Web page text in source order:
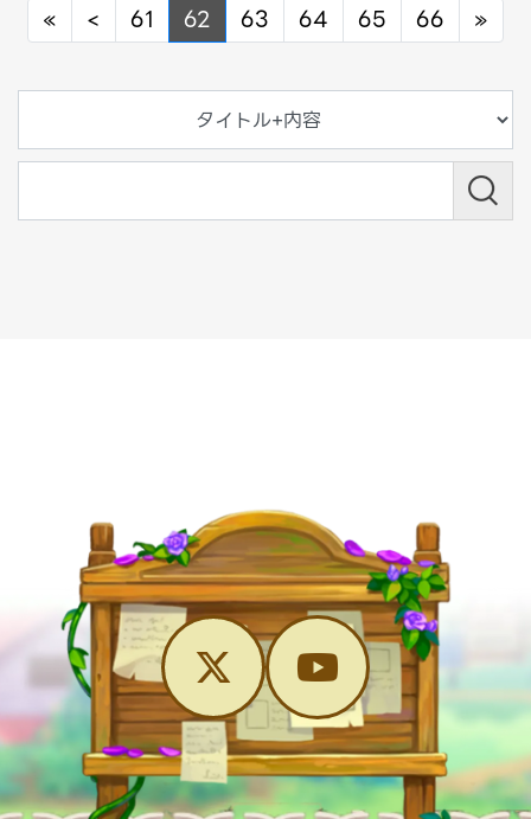
« Previous
< Previous
61 62 63 64 65 66 »